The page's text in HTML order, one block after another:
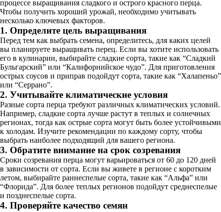
процессе выращивания сладкого и острого красного перца.
Чтобы получить хороший урожай, необходимо учитывать
несколько ключевых факторов.
1. Определите цель выращивания
Перед тем как выбрать семена, определитесь, для каких целей
вы планируете выращивать перец. Если вы хотите использовать
его в кулинарии, выбирайте сладкие сорта, такие как “Сладкий
Бульгарский” или “Калифорнийское чудо”. Для приготовления
острых соусов и приправ подойдут сорта, такие как “Халапеньо”
или “Серрано”.
2. Учитывайте климатические условия
Разные сорта перца требуют различных климатических условий.
Например, сладкие сорта лучше растут в теплых и солнечных
регионах, тогда как острые сорта могут быть более устойчивыми
к холодам. Изучите рекомендации по каждому сорту, чтобы
выбрать наиболее подходящий для вашего региона.
3. Обратите внимание на срок созревания
Сроки созревания перца могут варьироваться от 60 до 120 дней
в зависимости от сорта. Если вы живете в регионе с коротким
летом, выбирайте раннеспелые сорта, такие как “Альфа” или
“Флорида”. Для более теплых регионов подойдут среднеспелые
и позднеспелые сорта.
4. Проверяйте качество семян